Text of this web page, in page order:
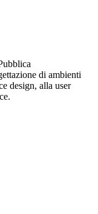
di ambienti
design, alla user